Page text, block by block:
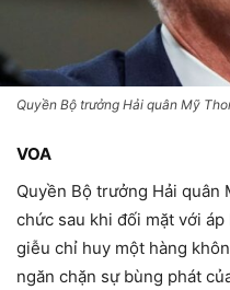
Quyền Bộ trưởng Hải quân Mỹ
VOA
Quyền Bộ trưởng Hải
chức sau khi đối mặt với
giễu chỉ huy một hàng
ngăn chặn sự bùng phát